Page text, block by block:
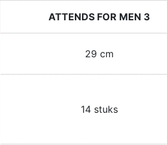
ATTENDS FOR MEN 3
29 cm
14 stuks